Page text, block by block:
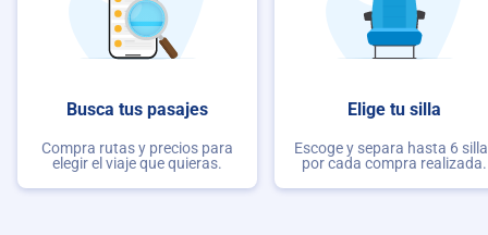
Busca tus pasajes
Compra rutas y precios para
elegir el viaje que quieras.
Elige tu silla
Escoge y separa hasta 6
por cada compra realizada.